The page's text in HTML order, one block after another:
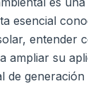
esencial
entender
ampliar su
de generación